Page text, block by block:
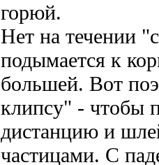
горюй.
Нет на течении
подымается к
большей. Вот
клипсу" - чтобы
дистанцию и
частицами. С